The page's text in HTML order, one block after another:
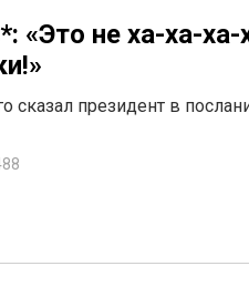
«Это не ха-ха-ха-
сказал президент в